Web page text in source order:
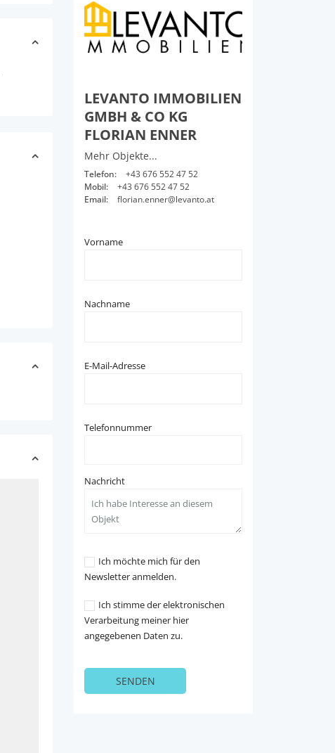
LEVANTO IMMOBILIEN
GMBH & CO KG
FLORIAN ENNER
Mehr Objekte...
Telefon:
+43 676 552 47 52
Mobil:
+43 676 552 47 52
Email:
florian.enner@levanto.at
Vorname
Nachname
E-Mail-Adresse
Telefonnummer
Nachricht
Ich möchte mich für den
Newsletter anmelden.
Ich stimme der elektronischen
Verarbeitung meiner hier
angegebenen Daten zu.